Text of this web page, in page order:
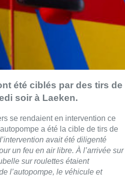
été ciblés par des tirs de
soir à Laeken.
se rendaient en intervention ce
a été la cible de tirs de
avait été diligenté
un feu en air libre. À l’arrivée sur
sur roulettes étaient
l’autopompe, le véhicule et